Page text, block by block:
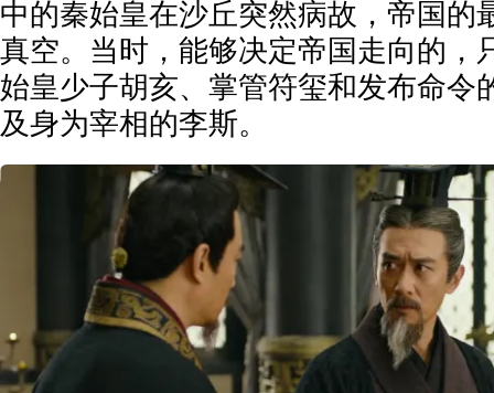
中的秦始皇在沙丘突然病故，帝国的
真空。当时，能够决定帝国走向的，
始皇少子胡亥、掌管符玺和发布命令
及身为宰相的李斯。